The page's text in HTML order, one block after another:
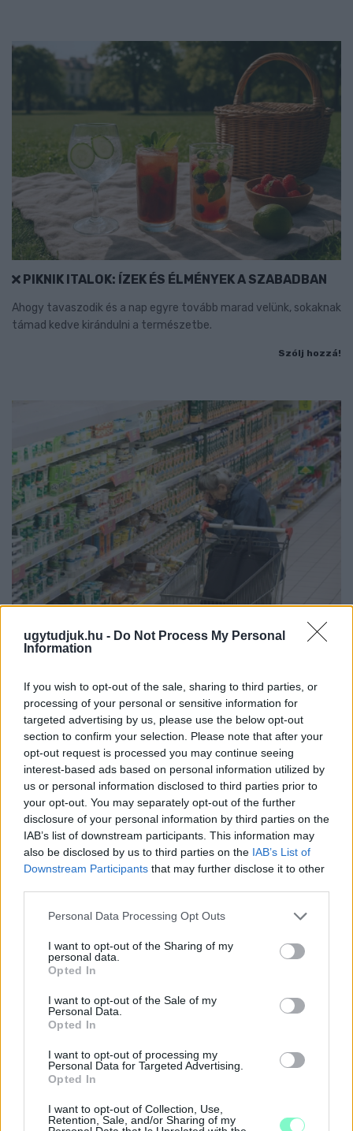
ugytudjuk.hu - Do Not Process My Personal
Information
If you wish to opt-out of the sale, sharing to third parties, or
processing of your personal or sensitive information for
targeted advertising by us, please use the below opt-out
section to confirm your selection. Please note that after your
opt-out request is processed you may continue seeing
interest-based ads based on personal information utilized by
us or personal information disclosed to third parties prior to
your opt-out. You may separately opt-out of the further
disclosure of your personal information by third parties on the
IAB’s list of downstream participants. This information may
also be disclosed by us to third parties on the IAB’s List of
Downstream Participants that may further disclose it to other
Please note that this website/app uses one or more Google
not limited to your visit or usage behaviour. You may click to
grant or deny consent to Google and its third-party tags to
use your data for below specified purposes in below Google
consent section.
Personal Data Processing Opt Outs
I want to opt-out of the Sharing of my
personal data.
Opted In
I want to opt-out of the Sale of my
Personal Data.
Opted In
I want to opt-out of processing my
Personal Data for Targeted Advertising.
Opted In
I want to opt-out of Collection, Use,
Retention, Sale, and/or Sharing of my
PIKNIK ITALOK: ÍZEK ÉS ÉLMÉNYEK A SZABADBAN
Ahogy tavaszodik és a nap egyre tovább marad velünk, sokaknak
támad kedve kirándulni a természetbe.
Szólj hozzá!
ÖRÖMHÍR: TÍZ ÉVE NEM VOLT ILYEN ALACSONY AZ
INFLÁCIÓ MAGYARORSZÁGON
összevetésben a fogyasztói árak, miközben az élelmiszerek ára
már csökkent.
Szólj hozzá!
A BAROKK ÖSSZES ÁRNYALATA ÉS MÉG EGY SOR
GYŐRBEN
Középpontban a hagyományőrzés, de lesz Pogány Induló és